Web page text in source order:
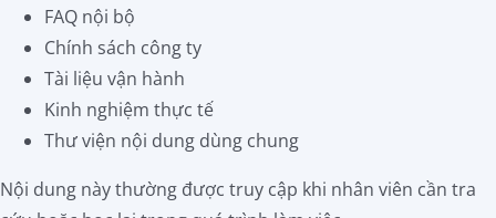
FAQ nội bộ
Chính sách công ty
Tài liệu vận hành
Kinh nghiệm thực tế
Thư viện nội dung dùng chung
Nội dung này thường được truy cập khi nhân viên cần tra